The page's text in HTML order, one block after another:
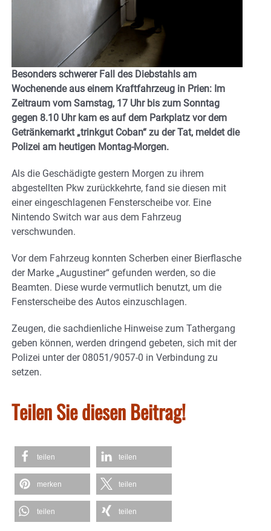
Besonders schwerer Fall des Diebstahls am
Wochenende aus einem Kraftfahrzeug in Prien: Im
Zeitraum vom Samstag, 17 Uhr bis zum Sonntag
gegen 8.10 Uhr kam es auf dem Parkplatz vor dem
Getränkemarkt „trinkgut Coban“ zu der Tat, meldet die
Polizei am heutigen Montag-Morgen.
Als die Geschädigte gestern Morgen zu ihrem
abgestellten Pkw zurückkehrte, fand sie diesen mit
einer eingeschlagenen Fensterscheibe vor. Eine
Nintendo Switch war aus dem Fahrzeug
verschwunden.
Vor dem Fahrzeug konnten Scherben einer Bierflasche
der Marke „Augustiner“ gefunden werden, so die
Beamten. Diese wurde vermutlich benutzt, um die
Fensterscheibe des Autos einzuschlagen.
Zeugen, die sachdienliche Hinweise zum Tathergang
geben können, werden dringend gebeten, sich mit der
Polizei unter der 08051/9057-0 in Verbindung zu
setzen.
Teilen Sie diesen Beitrag!
teilen teilen
merken teilen
teilen teilen